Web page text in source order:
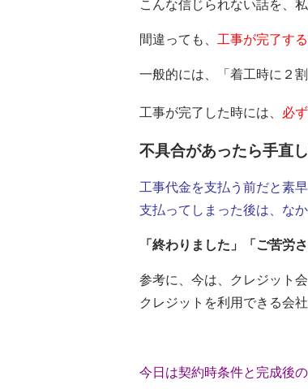
こんな信じられない話を、
間違っても、 工事が完了す
一般的には、「着工時に２
工事が完了した時には、 必ず
不具合があったら手直
工事代金を支払う前だと素
支払ってしまった後は、な
「終わりました」「ご苦労
参考に、今は、クレジット
クレジットを利用できる会
今日は契約時条件と完成後の